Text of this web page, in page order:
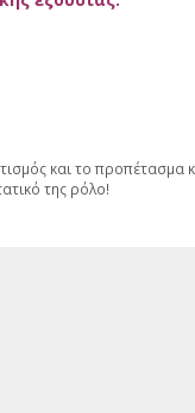
και το προπέτασμα
της ρόλο!